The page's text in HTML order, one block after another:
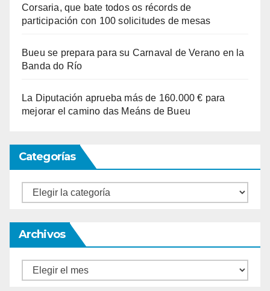
Corsaria, que bate todos os récords de
participación con 100 solicitudes de mesas
Bueu se prepara para su Carnaval de Verano en la
Banda do Río
La Diputación aprueba más de 160.000 € para
mejorar el camino das Meáns de Bueu
Categorías
Categorías
Archivos
Archivos